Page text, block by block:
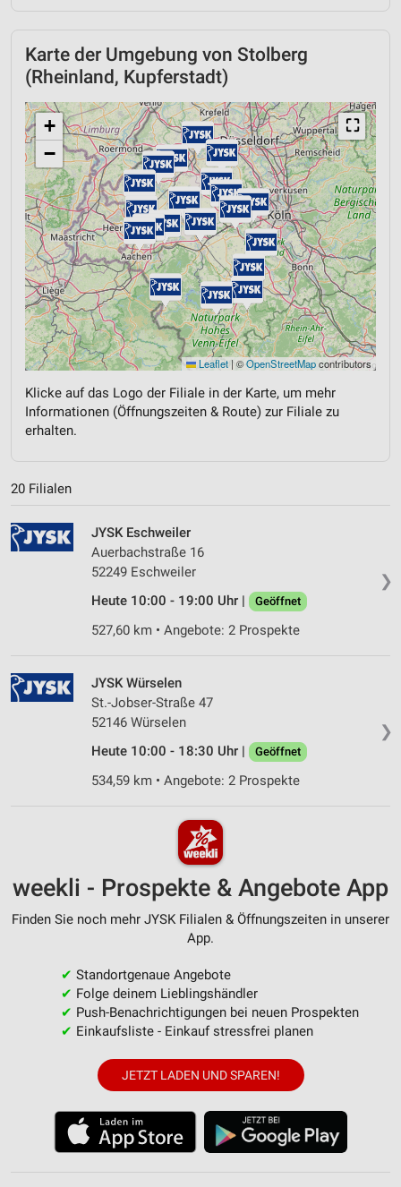
Karte der Umgebung von Stolberg
(Rheinland, Kupferstadt)
⛶
+
−
Leaflet | ©OpenStreetMapcontributors
Klicke auf das Logo der Filiale in der Karte, um mehr
Informationen (Öffnungszeiten & Route) zur Filiale zu
erhalten.
20 Filialen
❯
JYSK Eschweiler
Auerbachstraße 16
52249 Eschweiler
Heute 10:00 - 19:00 Uhr |
Geöffnet
527,60 km • Angebote: 2 Prospekte
❯
JYSK Würselen
St.-Jobser-Straße 47
52146 Würselen
Heute 10:00 - 18:30 Uhr |
Geöffnet
534,59 km • Angebote: 2 Prospekte
weekli - Prospekte & Angebote App
Finden Sie noch mehr JYSK Filialen & Öffnungszeiten in unserer
App.
✔ Standortgenaue Angebote
✔ Folge deinem Lieblingshändler
✔ Push-Benachrichtigungen bei neuen Prospekten
✔ Einkaufsliste - Einkauf stressfrei planen
JETZT LADEN UND SPAREN!